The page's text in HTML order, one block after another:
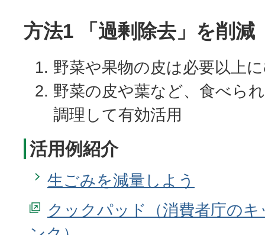
方法1 「過剰除去」を削減
野菜や果物の皮は必要以上
野菜の皮や葉など、食べら
調理して有効活用
活用例紹介
生ごみを減量しよう
クックパッド（消費者庁の